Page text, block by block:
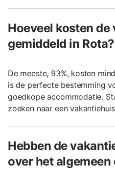
Hoeveel kosten
gemiddeld in Rota?
De meeste, 93%, kosten
is de perfecte bestemming
goedkope accommodatie.
zoeken naar een
Hebben de
over het algemeen